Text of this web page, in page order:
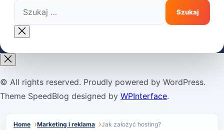
Szukaj:
Close
search
© All rights reserved. Proudly powered by WordPress.
Theme SpeedBlog designed by WPInterface.
Home Marketing i reklama Jak założyć hosting?